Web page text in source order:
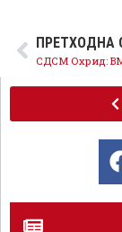
ПРЕТХОДНА